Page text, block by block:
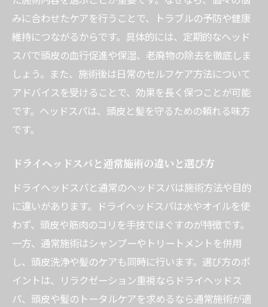
みに合わせたケアを行うことで、トラブルの予防や健康
維持につながるからです。具体的には、定期的なヘッド
スパで頭皮の血行促進や保湿、老廃物の除去を徹底しま
しょう。また、施術後は日常のセルフケア方法について
アドバイスを受けることで、効果を長く保つことが可能
です。ヘッドスパは、頭皮と髪を守るための頼れる味方
です。
ドライヘッドスパと通常施術の違いと選び方
ドライヘッドスパと通常のヘッドスパは施術方法や目的
に違いがあります。ドライヘッドスパは水やオイルを使
わず、頭皮や筋肉のコリを手技でほぐすのが特徴です。
一方、通常施術はシャンプーやトリートメントを併用
し、頭皮洗浄や髪のケアも同時に行います。選び方のポ
イントは、リラクゼーション重視ならドライヘッドス
パ、頭皮や髪のトータルケアを求めるなら通常施術が適